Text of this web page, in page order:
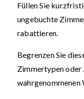
Füllen Sie
ungebuchte
rabattieren.
Begrenzen Sie
Zimmertypen oder
wahrgenommenen